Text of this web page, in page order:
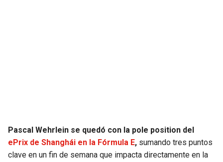
COMMANDERS
CARDINALS
KINGS
MAVERICKS
Pascal Wehrlein se quedó con la pole position del
ePrix de Shanghái en la Fórmula E, sumando tres puntos
clave en un fin de semana que impacta directamente en la